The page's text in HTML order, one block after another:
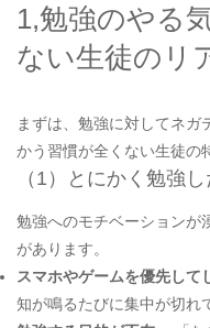
1,勉強のやる
ない生徒のリ
まずは、勉強に対してネガ
かう習慣が全くない生徒の
（1）とにかく勉強
勉強へのモチベーションが
があります。
スマホやゲームを優先して
知が鳴るたびに集中が切れ